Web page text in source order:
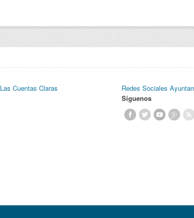
Las Cuentas Claras
Redes Sociales
Síguenos